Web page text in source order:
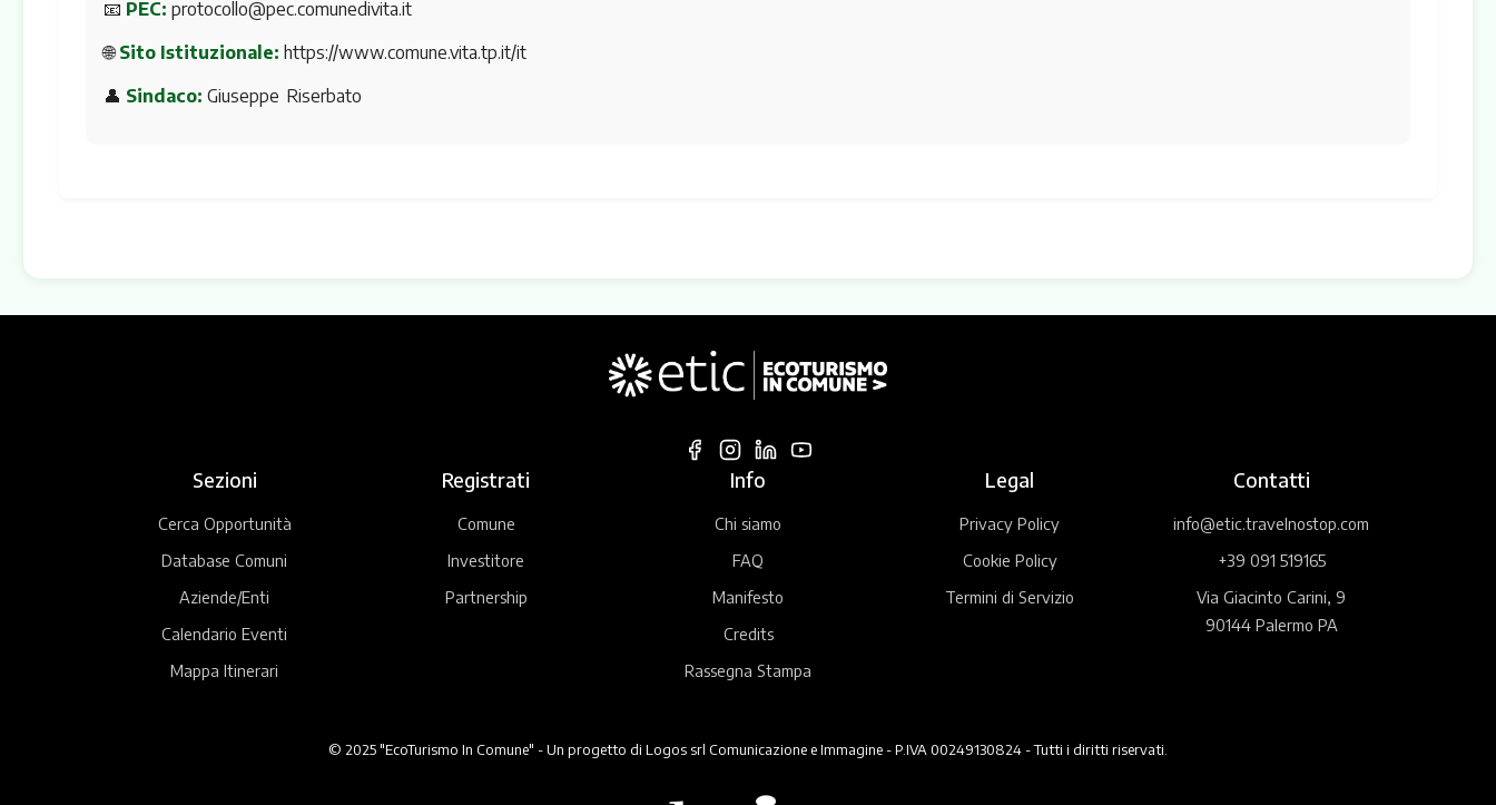
📧 PEC: protocollo@pec.comunedivita.it
🌐Sito Istituzionale: https://www.comune.vita.tp.it/it
👤 Sindaco: Giuseppe Riserbato
Sezioni
Cerca Opportunità
Database Comuni
Aziende/Enti
Calendario Eventi
Mappa Itinerari
Registrati
Comune
Investitore
Partnership
Info
Chi siamo
FAQ
Manifesto
Credits
Rassegna Stampa
Legal
Privacy Policy
Cookie Policy
Termini di Servizio
Contatti
info@etic.travelnostop.com
+39 091 519165
Via Giacinto Carini, 9
90144 Palermo PA
© 2025 "EcoTurismo In Comune" - Un progetto di Logos srl Comunicazione e Immagine - P.IVA 00249130824 - Tutti i diritti riservati.